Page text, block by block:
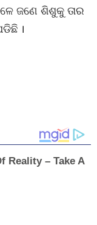
ଜଣେ ଶିଶୁକୁ ତାର
।